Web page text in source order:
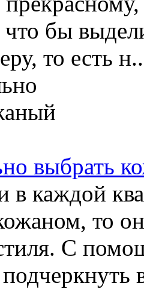
что бы
то есть
выбрать
в каждой
то
С